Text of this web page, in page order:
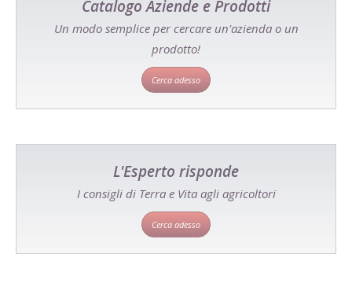
Catalogo Aziende e Prodotti
Un modo semplice per cercare un'azienda o un
prodotto!
Cerca adesso
L'Esperto risponde
I consigli di Terra e Vita agli agricoltori
Cerca adesso